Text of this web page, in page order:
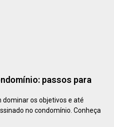
passos para
os objetivos e até
no condomínio. Conheça